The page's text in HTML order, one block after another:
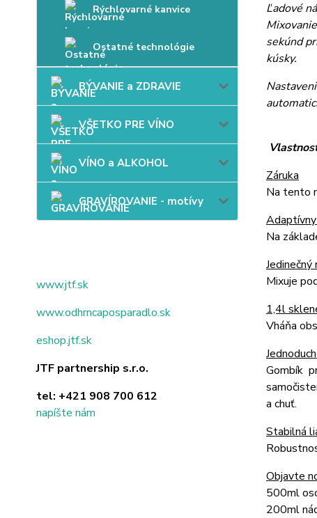
Rýchlovarné kanvice
Ostatné technológie
BÝVANIE a ZDRAVIE
VŠETKO PRE VÍNO
VÍNO a ALKOHOL
GRAVÍROVANIE - motívy
www.jtf.sk
www.odhrncaposparadlo.sk
eshop.jtf.sk
JTF partnership s.r.o.
tel: +421 908 700 612
napíšte nám
Ľadové
sekúnd
kúsky.
Záruka
Na tento
Na
Mixuje
1,4l
Vháňa
Gombík
a chuť.
Stabilná
Objavte
500ml
200ml